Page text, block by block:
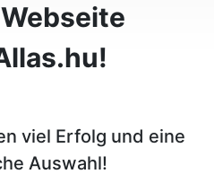
viel Erfolg und eine
Auswahl!